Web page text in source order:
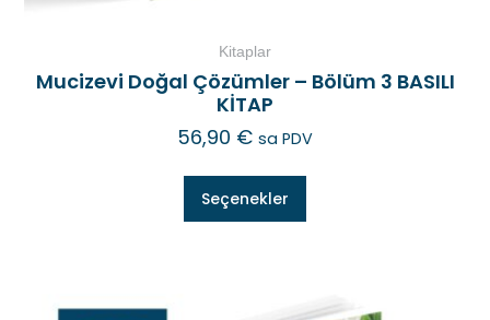
Kitaplar
Mucizevi Doğal Çözümler – Bölüm 3 BASILI
KİTAP
56,90 € sa PDV
Seçenekler